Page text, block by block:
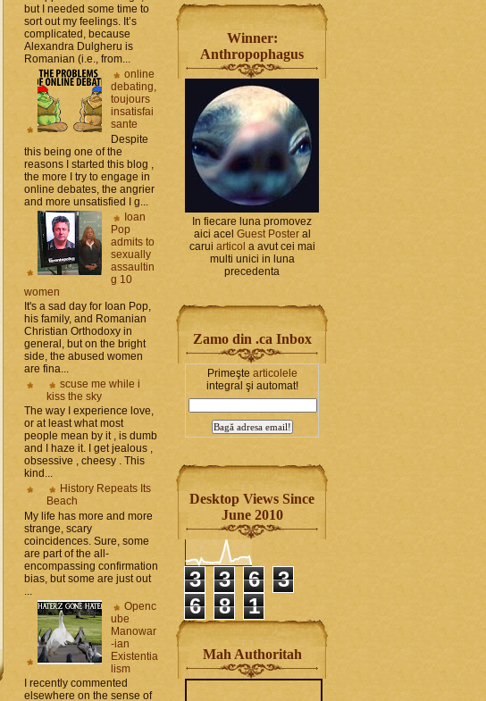
but I needed some time to
sort out my feelings. It’s
complicated, because
Alexandra Dulgheru is
Romanian (i.e., from...
online
debating,
toujours
insatisfai
sante
Despite
this being one of the
reasons I started this blog ,
the more I try to engage in
online debates, the angrier
and more unsatisfied I g...
Ioan
Pop
admits to
sexually
assaultin
g 10
women
It's a sad day for Ioan Pop,
his family, and Romanian
Christian Orthodoxy in
general, but on the bright
side, the abused women
are fina...
scuse me while i
kiss the sky
The way I experience love,
or at least what most
people mean by it , is dumb
and I haze it. I get jealous ,
obsessive , cheesy . This
kind...
History Repeats Its
Beach
My life has more and more
strange, scary
coincidences. Sure, some
are part of the all-
encompassing confirmation
bias, but some are just out
Openc
ube
Manowar
-ian
Existentia
lism
I recently commented
elsewhere on the sense of
Winner:
Anthropophagus
In fiecare luna promovez
aici acel Guest Posteral
carui articol a avut cei mai
multi unici in luna
precedenta
Zamo din .ca Inbox
Primeşte articolele
integral şi automat!
Desktop Views Since
June 2010
3 3 6
3
6
8 1
Mah Authoritah